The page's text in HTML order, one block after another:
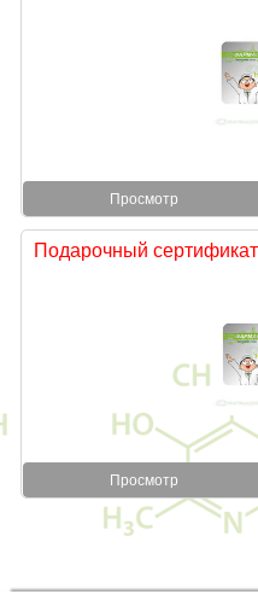
Просмотр
Подарочный сертификат
Просмотр